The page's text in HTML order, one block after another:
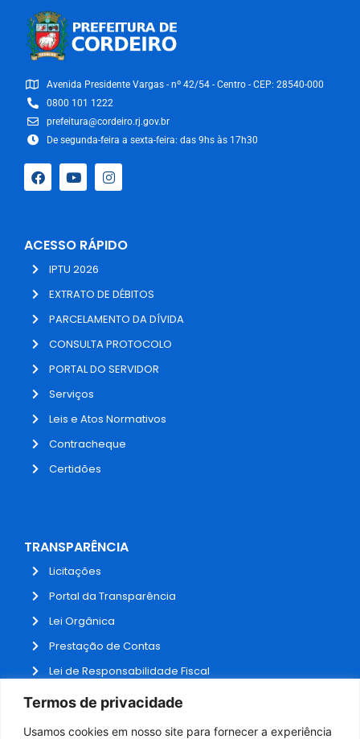
Termos de privacidade
Usamos cookies em nosso site para fornecer a experiência
Avenida Presidente Vargas - nº 42/54 - Centro - CEP: 28540-000
0800 101 1222
prefeitura@cordeiro.rj.gov.br
De segunda-feira a sexta-feira: das 9hs às 17h30
ACESSO RÁPIDO
IPTU 2026
EXTRATO DE DÉBITOS
PARCELAMENTO DA DÍVIDA
CONSULTA PROTOCOLO
PORTAL DO SERVIDOR
Serviços
Leis e Atos Normativos
Contracheque
Certidões
TRANSPARÊNCIA
Licitações
Portal da Transparência
Lei Orgânica
Prestação de Contas
Lei de Responsabilidade Fiscal
Receitas e Despesas